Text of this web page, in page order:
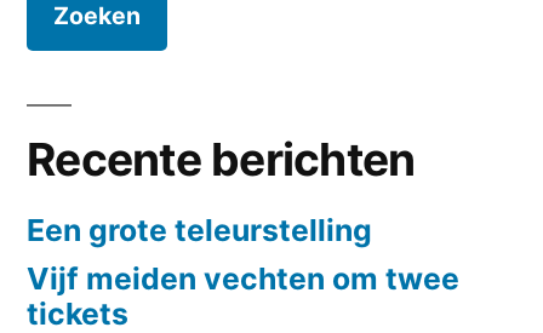
Recente berichten
Een grote teleurstelling
Vijf meiden vechten om twee
tickets